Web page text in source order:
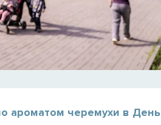
ароматом черемухи в День